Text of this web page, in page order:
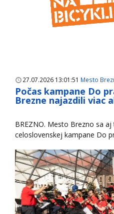
27.07.2026 13:01:51 Mesto
Počas kampane Do
Brezne najazdili viac
BREZNO. Mesto Brezno sa
celoslovenskej kampane Do